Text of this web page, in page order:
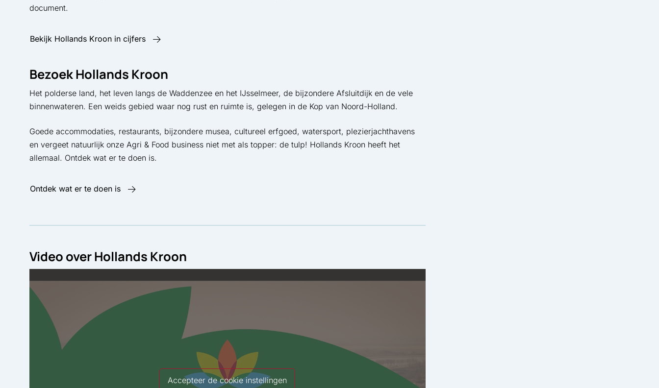
document.
Bekijk Hollands Kroon in cijfers
Bezoek Hollands Kroon
Het polderse land, het leven langs de Waddenzee en het IJsselmeer, de bijzondere Afsluitdijk en de vele
binnenwateren. Een weids gebied waar nog rust en ruimte is, gelegen in de Kop van Noord-Holland.
Goede accommodaties, restaurants, bijzondere musea, cultureel erfgoed, watersport, plezierjachthavens
en vergeet natuurlijk onze Agri & Food business niet met als topper: de tulp! Hollands Kroon heeft het
allemaal. Ontdek wat er te doen is.
Ontdek wat er te doen is
Video over Hollands Kroon
Accepteer de cookie instellingen